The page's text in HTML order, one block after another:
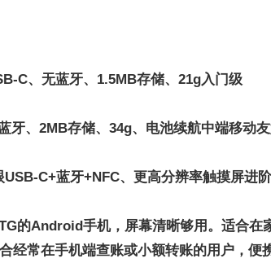
C、无蓝牙、1.5MB存储、21g入门级
牙、2MB存储、34g、电池续航中端移动
USB-C+蓝牙+NFC、更高分辨率触摸屏进
Android手机，屏幕清晰够用。适合在
常在手机端查账或小额转账的用户，